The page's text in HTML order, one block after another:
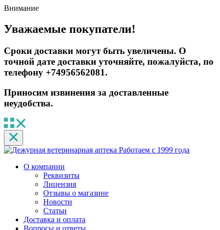
Внимание
Уважаемые покупатели!
Сроки доставки могут быть увеличены. О
точной дате доставки уточняйте, пожалуйста, по
телефону +74956562081.
Приносим извинения за доставленные
неудобства.
Работаем с 1999 года
О компании
Реквизиты
Лицензия
Отзывы о магазине
Новости
Статьи
Доставка и оплата